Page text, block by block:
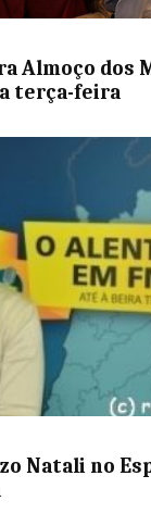
Almoço dos
terça-feira
Natali no